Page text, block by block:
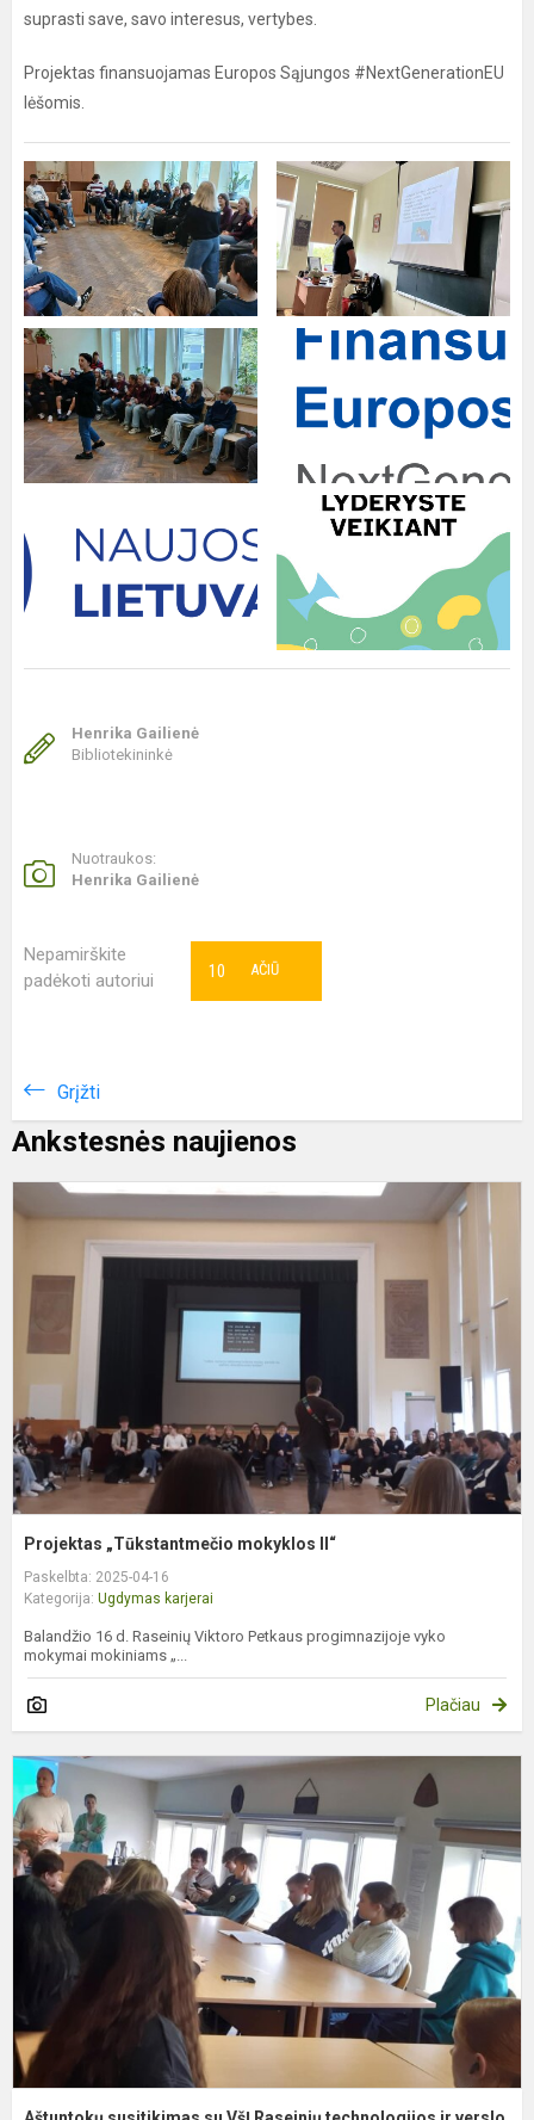
suprasti save, savo interesus, vertybes.
Projektas finansuojamas Europos Sąjungos #NextGenerationEU
lėšomis.
Henrika Gailienė
Bibliotekininkė
Nuotraukos:
Henrika Gailienė
Nepamirškite
padėkoti autoriui
AČIŪ
10
Grįžti
Ankstesnės naujienos
Projektas „Tūkstantmečio mokyklos II“
Paskelbta: 2025-04-16
Kategorija: Ugdymas karjerai
Balandžio 16 d. Raseinių Viktoro Petkaus progimnazijoje vyko
mokymai mokiniams „...
Plačiau